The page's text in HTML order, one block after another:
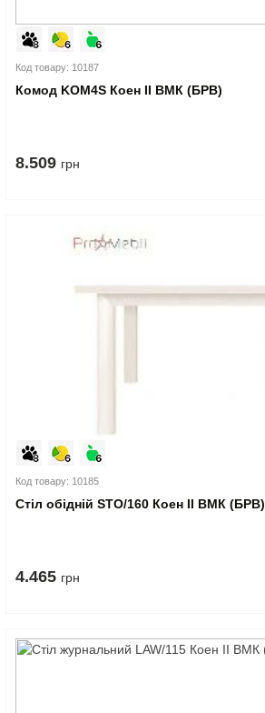
Код товару: 10187
Комод KOM4S Коен II ВМК (БРВ)
8.509 грн
Код товару: 10185
Стіл обідній STO/160 Коен II ВМК (БРВ)
4.465 грн